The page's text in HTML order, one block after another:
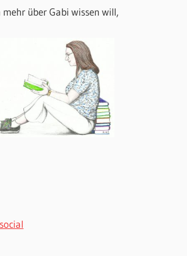
mehr über Gabi wissen will,